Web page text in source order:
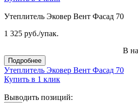
Утеплитель Эковер Вент Фасад 70
1 325 руб./упак.
В
Подробнее
Утеплитель Эковер Вент Фасад 70
Купить в 1 клик
Выводить позиций: